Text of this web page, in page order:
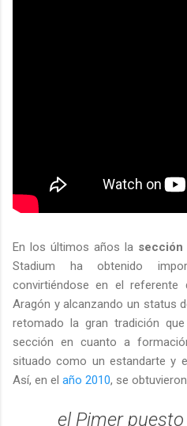
En los últimos años la sección
Stadium ha obtenido
convirtiéndose en el referente
Aragón y alcanzando un status
retomado la gran tradición
sección en cuanto a
situado como un estandarte y
Así, en el año 2010, se
el Pimer